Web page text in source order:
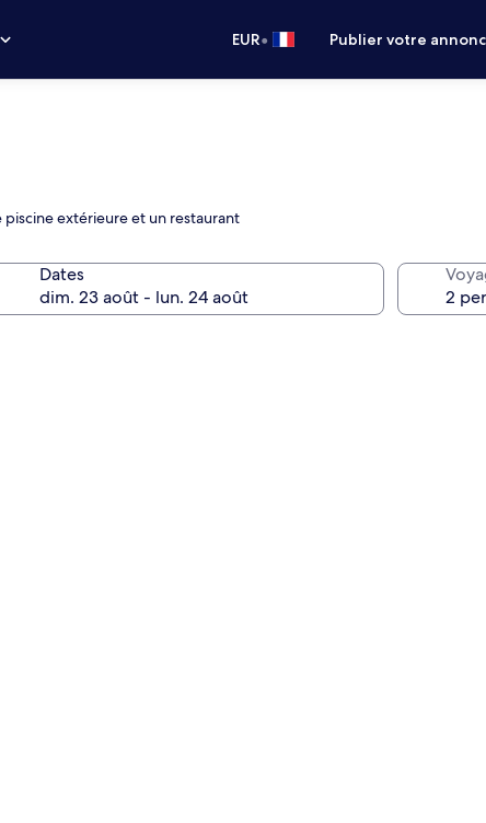
EUR• Publier votre
extérieure et un restaurant
Dates